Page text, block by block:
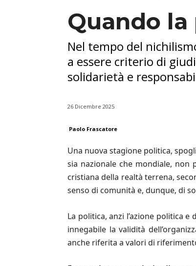
Quando
Nel tempo del
a essere criterio di
solidarietà e
26 Dicembre 2025
Paolo Frascatore
Una nuova stagione politica,
sia nazionale che mondiale, non
cristiana della realtà terrena,
senso di comunità e, dunque, di
La politica, anzi l’azione politica
innegabile la validità
anche riferita a valori di